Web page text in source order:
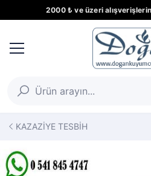
2000 ₺ ve üzeri
KAZAZİYE TESBİH